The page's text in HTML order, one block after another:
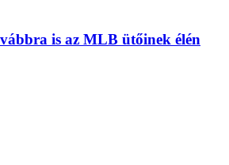
is az MLB ütőinek élén